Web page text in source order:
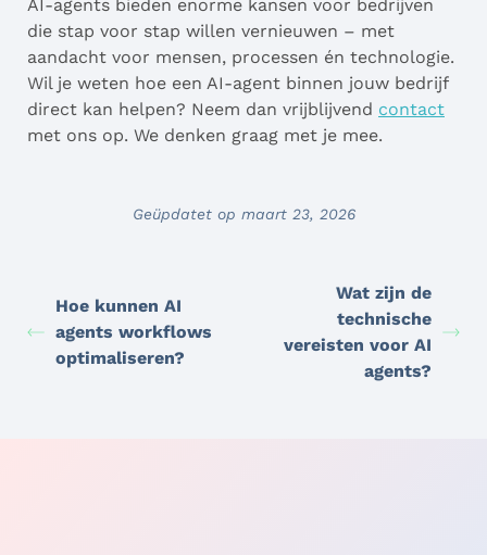
AI-agents bieden enorme kansen voor bedrijven
die stap voor stap willen vernieuwen – met
aandacht voor mensen, processen én technologie.
Wil je weten hoe een AI-agent binnen jouw bedrijf
direct kan helpen? Neem dan vrijblijvend contact
met ons op. We denken graag met je mee.
Geüpdatet op maart 23, 2026
Hoe kunnen AI
agents workflows
optimaliseren?
Wat zijn de
technische
vereisten voor AI
agents?